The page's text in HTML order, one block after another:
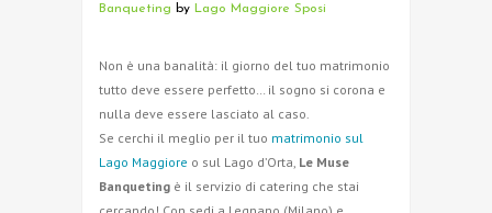
Banqueting by Lago Maggiore Sposi
Non è una banalità: il giorno del tuo matrimonio
tutto deve essere perfetto… il sogno si corona e
nulla deve essere lasciato al caso.
Se cerchi il meglio per il tuo matrimonio sul
Lago Maggiore o sul Lago d’Orta, Le Muse
Banqueting è il servizio di catering che stai